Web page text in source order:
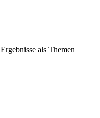
Ergebnisse als Themen